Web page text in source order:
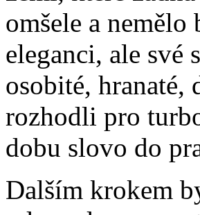
omšele a
eleganci, ale své
osobité, hranaté,
rozhodli pro
dobu slovo do
Dalším krokem